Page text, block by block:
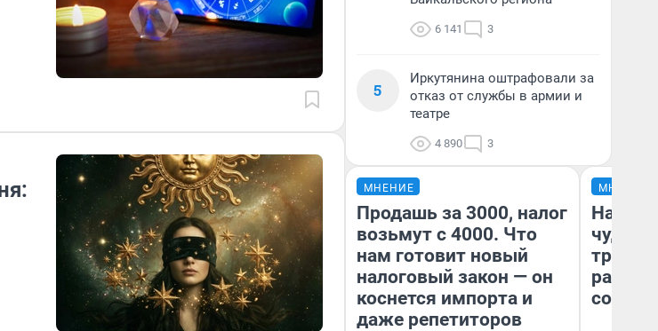
6 141 3
5
Иркутянина оштрафовали за
отказ от службы в армии и
театре
4 890 3
МНЕНИЕ
Продашь за 3000, налог
возьмут с 4000. Что
нам готовит новый
налоговый закон — он
коснется импорта и
даже репетиторов
МНЕНИЕ
чудом